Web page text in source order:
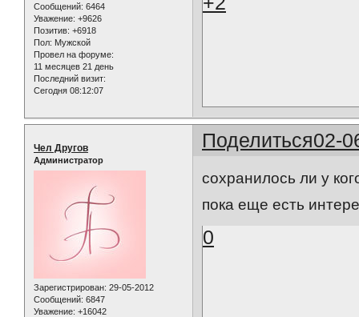
Сообщений: 6464
Уважение: +9626
Позитив: +6918
Пол: Мужской
Провел на форуме:
11 месяцев 21 день
Последний визит:
Сегодня 08:12:07
Поделиться02-
Чел Другов
Администратор
Зарегистрирован: 29-05-2012
Сообщений: 6847
Уважение: +16042
сохранилось ли у
пока еще есть
0